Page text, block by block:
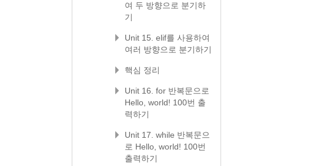
여 두 방향으로 분기하
기
Unit 15. elif를 사용하여
여러 방향으로 분기하기
핵심 정리
Unit 16. for 반복문으로
Hello, world! 100번 출
력하기
Unit 17. while 반복문으
로 Hello, world! 100번
출력하기